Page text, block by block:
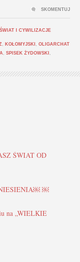
ŚWIAT I CYWILIZACJE
KOŁOMYJSKI
OLIGARCHAT
SPISEK ŻYDOWSKI
SKOMENTUJ
ŚWIAT OD
￼
na „WIELKIE